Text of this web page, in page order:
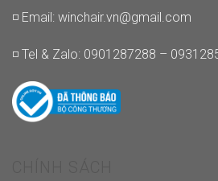
◽ Email: winchair.vn@gmail.com
◽ Tel & Zalo: 0901287288 –